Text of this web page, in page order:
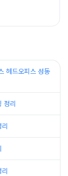
헤드오피스 성동
정리